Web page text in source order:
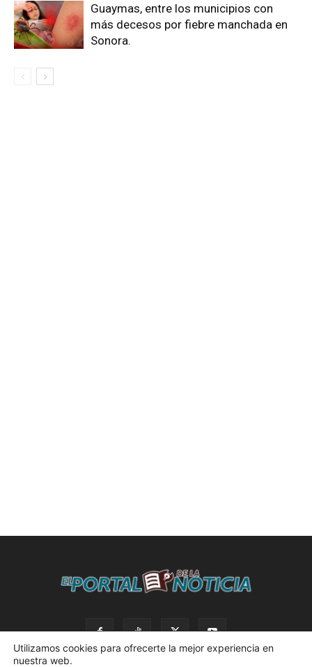
Guaymas, entre los municipios con
más decesos por fiebre manchada en
Sonora.
Utilizamos cookies para ofrecerte la mejor experiencia en
nuestra web.